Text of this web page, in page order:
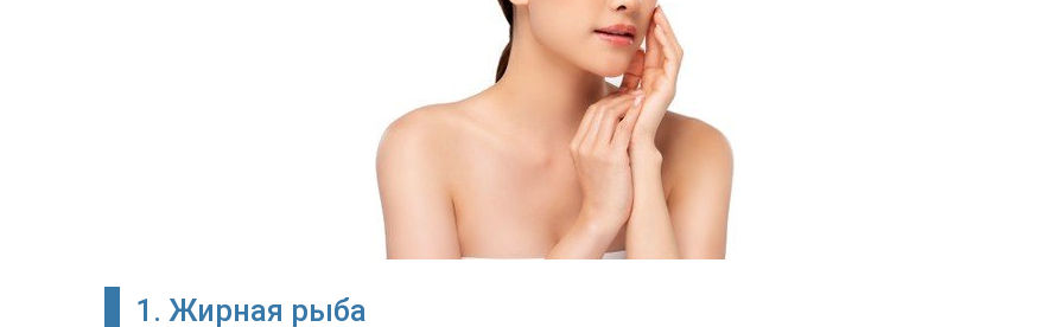
1. Жирная рыба